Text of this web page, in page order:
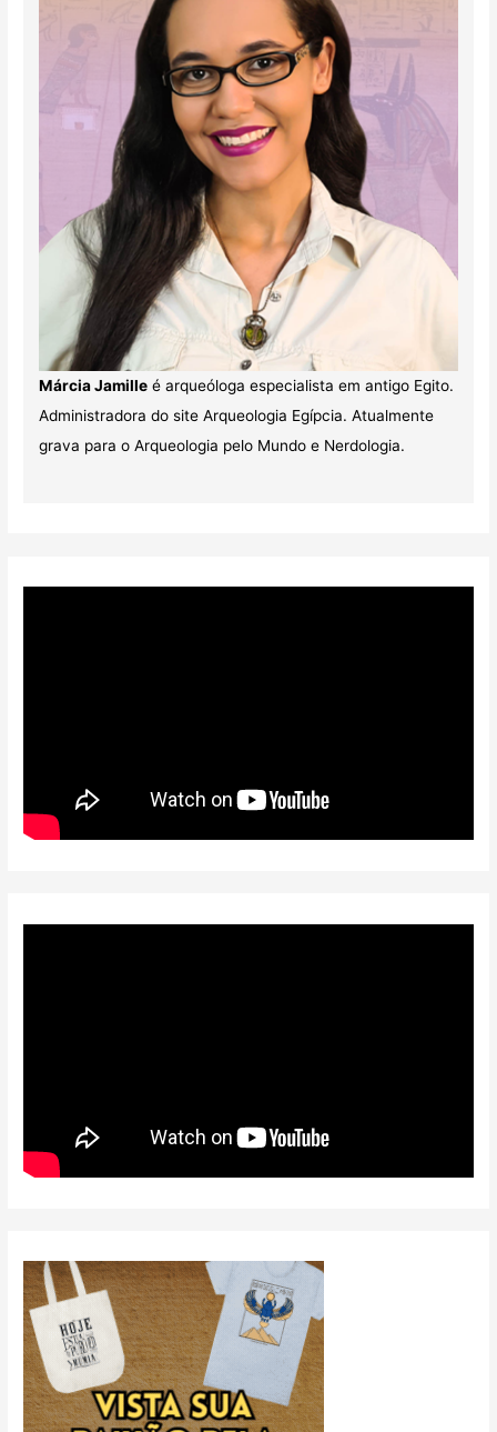
Márcia Jamilleé arqueóloga especialista em antigo Egito.
Administradora do site Arqueologia Egípcia. Atualmente
grava para o Arqueologia pelo Mundo e Nerdologia.